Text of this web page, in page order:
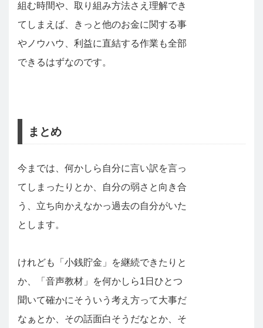
組む時間や、取り組み方法さえ理解でき
てしまえば、きっと他のお金に関する事
やノウハウ、利益に直結する作業も全部
できるはずなのです。
まとめ
今までは、何かしら自分に言い訳を言っ
てしまったりとか、自分の弱さと向き合
う、立ち向かえなかっ過去の自分がいた
とします。
けれども「小銭貯金」を継続できたりと
か、「音声教材」を何かしら1日ひとつ
聞いて確かにそういう考え方って大事だ
なぁとか、その話面白そうだなとか、そ